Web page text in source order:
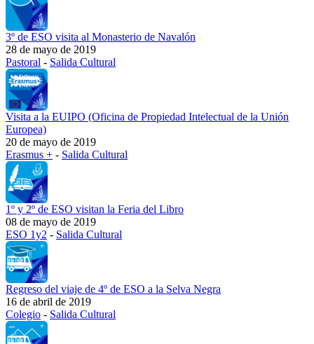
3º de ESO visita al Monasterio de Navalón
28 de mayo de 2019
Pastoral - Salida Cultural
Visita a la EUIPO (Oficina de Propiedad Intelectual de la Unión
Europea)
20 de mayo de 2019
Erasmus + - Salida Cultural
1º y 2º de ESO visitan la Feria del Libro
08 de mayo de 2019
ESO 1y2 - Salida Cultural
Regreso del viaje de 4º de ESO a la Selva Negra
16 de abril de 2019
Colegio - Salida Cultural